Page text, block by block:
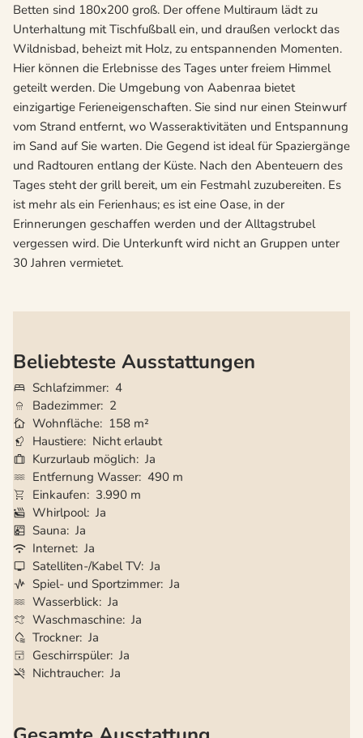
Betten sind 180x200 groß. Der offene Multiraum lädt zu
Unterhaltung mit Tischfußball ein, und draußen verlockt das
Wildnisbad, beheizt mit Holz, zu entspannenden Momenten.
Hier können die Erlebnisse des Tages unter freiem Himmel
geteilt werden. Die Umgebung von Aabenraa bietet
einzigartige Ferieneigenschaften. Sie sind nur einen Steinwurf
vom Strand entfernt, wo Wasseraktivitäten und Entspannung
im Sand auf Sie warten. Die Gegend ist ideal für Spaziergänge
und Radtouren entlang der Küste. Nach den Abenteuern des
Tages steht der grill bereit, um ein Festmahl zuzubereiten. Es
ist mehr als ein Ferienhaus; es ist eine Oase, in der
Erinnerungen geschaffen werden und der Alltagstrubel
vergessen wird. Die Unterkunft wird nicht an Gruppen unter
30 Jahren vermietet.
Beliebteste Ausstattungen
Schlafzimmer 4
Badezimmer 2
Wohnfläche 158 m²
Haustiere Nicht erlaubt
Kurzurlaub möglich Ja
Entfernung Wasser 490 m
Einkaufen
3.990 m
Whirlpool Ja
Sauna Ja
Internet Ja
Satelliten-/Kabel TV Ja
Spiel- und Sportzimmer Ja
Wasserblick Ja
Waschmaschine Ja
Trockner Ja
Geschirrspüler Ja
Nichtraucher Ja